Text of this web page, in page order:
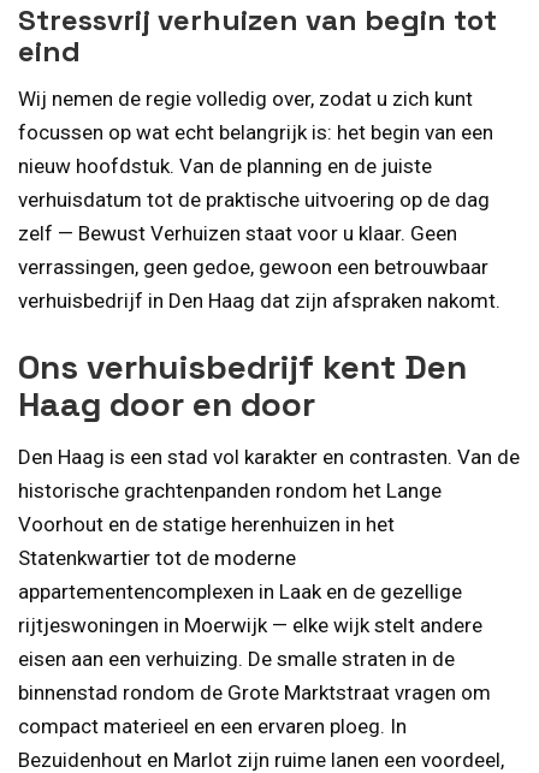
Stressvrij verhuizen van begin tot
eind
Wij nemen de regie volledig over, zodat u zich kunt
focussen op wat echt belangrijk is: het begin van een
nieuw hoofdstuk. Van de planning en de juiste
verhuisdatum tot de praktische uitvoering op de dag
zelf — Bewust Verhuizen staat voor u klaar. Geen
verrassingen, geen gedoe, gewoon een betrouwbaar
verhuisbedrijf in Den Haag dat zijn afspraken nakomt.
Ons verhuisbedrijf kent Den
Haag door en door
Den Haag is een stad vol karakter en contrasten. Van de
historische grachtenpanden rondom het Lange
Voorhout en de statige herenhuizen in het
Statenkwartier tot de moderne
appartementencomplexen in Laak en de gezellige
rijtjeswoningen in Moerwijk — elke wijk stelt andere
eisen aan een verhuizing. De smalle straten in de
binnenstad rondom de Grote Marktstraat vragen om
compact materieel en een ervaren ploeg. In
Bezuidenhout en Marlot zijn ruime lanen een voordeel,